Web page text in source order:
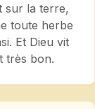
sur la terre,
toute herbe
Et Dieu vit
très bon.